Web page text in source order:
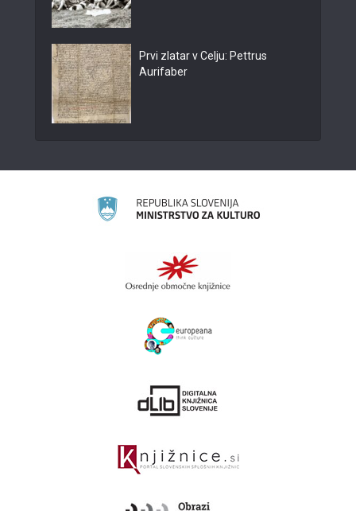
Prvi zlatar v Celju: Pettrus
Aurifaber